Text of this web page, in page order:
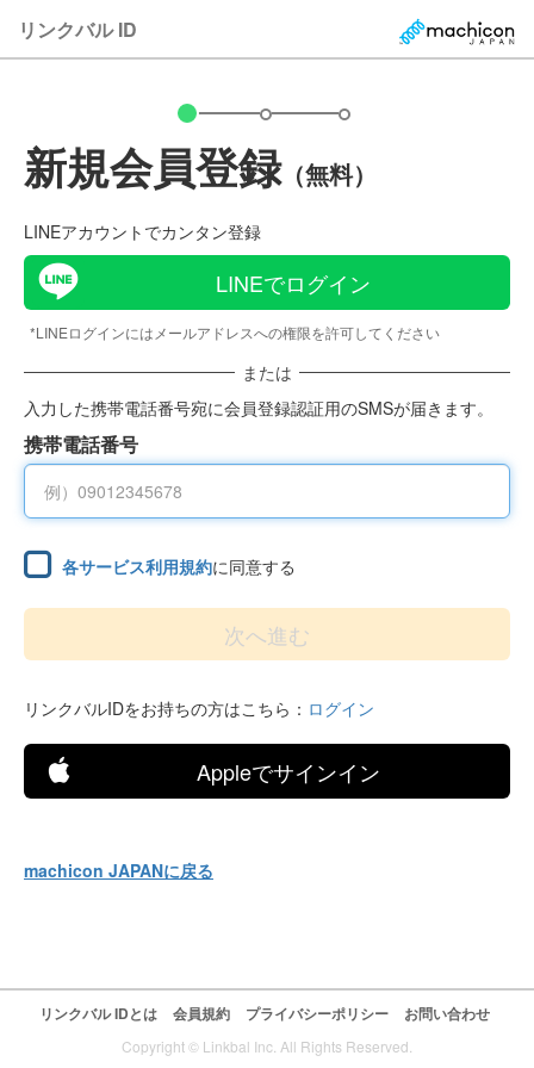
リンクバル ID
新規会員登録（無料）
LINEアカウントでカンタン登録
LINEでログイン
*LINEログインにはメールアドレスへの権限を許可してください
または
入力した携帯電話番号宛に会員登録認証用のSMSが届きます。
携帯電話番号
各サービス利用規約に同意する
リンクバルIDをお持ちの方はこちら： ログイン
Appleでサインイン
machicon JAPANに戻る
リンクバル IDとは 会員規約 プライバシーポリシー お問い合わせ
Copyright © Linkbal Inc. All Rights Reserved.